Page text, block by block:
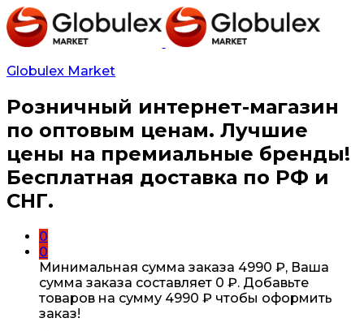
Globulex Market
Розничный интернет-магазин
по оптовым ценам. Лучшие
цены на премиальные бренды!
Бесплатная доставка по РФ и
СНГ.
0
0
Минимальная сумма заказа 4990 ₽, Ваша
сумма заказа составляет 0 ₽. Добавьте
товаров на сумму 4990 ₽ чтобы оформить
заказ!